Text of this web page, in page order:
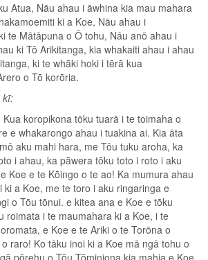
Atua, Nāu ahau i āwhina kia mau mahara
ki a Koe, Nāu ahau i
te Mātāpuna o Ō tohu, Nāu anō ahau i
ki Tō Arikitanga, kia whakaiti ahau i ahau
ki te whāki hoki i tērā kua
o Tō korōria.
kī:
koropikona tōku tuarā i te toimaha o
e whakarongo ahau i tuakina ai. Kia āta
aku mahi hara, me Tōu tuku aroha, ka
i ahau, ka pāwera tōku toto i roto i aku
Koe e te Kōingo o te ao! Ka mumura ahau
ki a Koe, me te toro i aku ringaringa e
o Tōu tōnui. e kitea ana e Koe e tōku
roimata i te maumahara ki a Koe, i te
e Koe e te Ariki o te Torōna o
raro! Ko tāku inoi ki a Koe mā ngā tohu o
pōrehu o Tōu Tōminiona kia mahia e Koe